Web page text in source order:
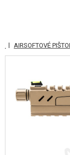
KATEGÓRIE
VZDUCHOVÉ
GRANÁTOMETY,
| AIRSOFTOVÉ